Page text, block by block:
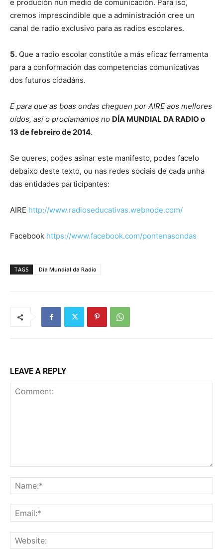
e produción nun medio de comunicación. Para iso,
cremos imprescindible que a administración cree un
canal de radio exclusivo para as radios escolares.
5. Que a radio escolar constitúe a más eficaz ferramenta
para a conformación das competencias comunicativas
dos futuros cidadáns.
E para que as boas ondas cheguen por AIRE aos mellores
oídos, así o proclamamos no DÍA MUNDIAL DA RADIO o
13 de febreiro de 2014.
Se queres, podes asinar este manifesto, podes facelo
debaixo deste texto, ou nas redes sociais de cada unha
das entidades participantes:
AIRE http://www.radioseducativas.webnode.com/
Facebook https://www.facebook.com/pontenasondas
TAGS Día Mundial da Radio
LEAVE A REPLY